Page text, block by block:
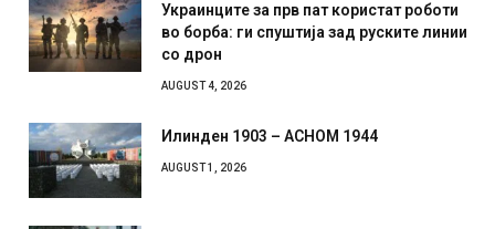
Украинците за прв пат користат роботи
во борба: ги спуштија зад руските линии
со дрон
AUGUST 4, 2026
Илинден 1903 – АСНОМ 1944
AUGUST 1, 2026